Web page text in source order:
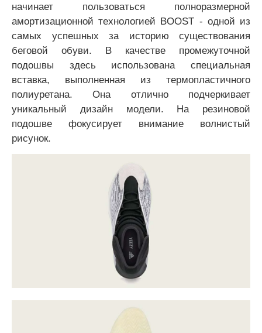
начинает пользоваться полноразмерной
амортизационной технологией BOOST - одной из
самых успешных за историю существования
беговой обуви. В качестве промежуточной
подошвы здесь использована специальная
вставка, выполненная из термопластичного
полиуретана. Она отлично подчеркивает
уникальный дизайн модели. На резиновой
подошве фокусирует внимание волнистый
рисунок.